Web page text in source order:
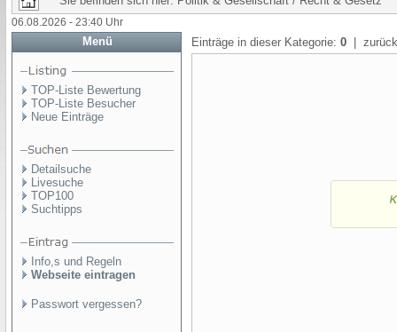
06.08.2026 - 23:40 Uhr
Menü
TOP-Liste Bewertung
TOP-Liste Besucher
Neue Einträge
Detailsuche
Livesuche
TOP100
Suchtipps
Info,s und Regeln
Webseite eintragen
Passwort vergessen?
Einträge in dieser Kategorie: 0 |